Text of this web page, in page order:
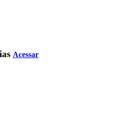
Acessar